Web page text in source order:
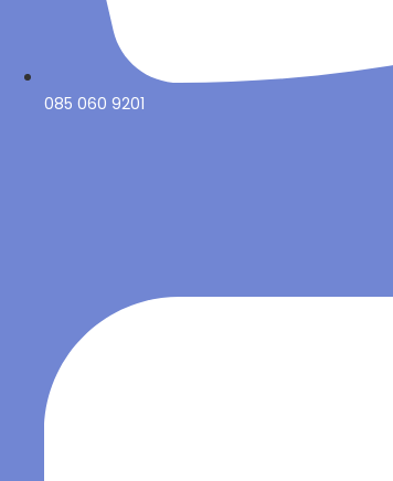
085 060 9201